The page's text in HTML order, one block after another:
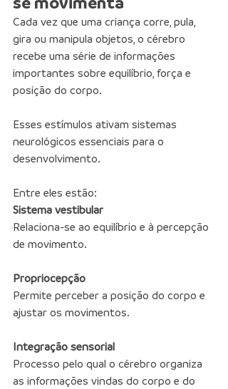
Cada vez que uma criança corre, pula,
gira ou manipula objetos, o cérebro
recebe uma série de informações
importantes sobre equilíbrio, força e
posição do corpo.
Esses estímulos ativam sistemas
neurológicos essenciais para o
desenvolvimento.
Entre eles estão:
Sistema vestibular
Relaciona-se ao equilíbrio e à percepção
de movimento.
Propriocepção
Permite perceber a posição do corpo e
ajustar os movimentos.
Integração sensorial
Processo pelo qual o cérebro organiza
as informações vindas do corpo e do